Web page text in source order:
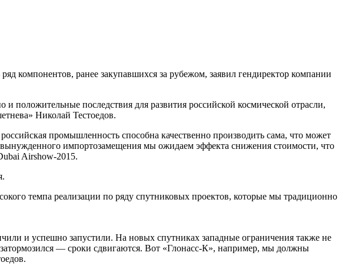
компонентов, ранее закупавшихся за рубежом, заявил гендиректор компании
последствия для развития российской космической отрасли,
Николай Тестоедов.
промышленность способна качественно производить сама, что может
импортозамещения мы ожидаем эффекта снижения стоимости, что
Airshow-2015.
темпа реализации по ряду спутниковых проектов, которые мы традиционно
и успешно запустили. На новых спутниках западные ограничения также не
— сроки сдвигаются. Вот «Глонасс-К», например, мы должны